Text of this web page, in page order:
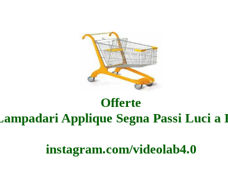
Offerte
Applique Segna Passi Luci a
instagram.com/videolab4.0